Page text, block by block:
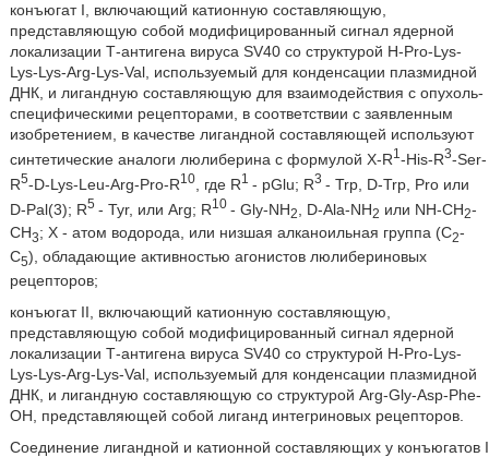
конъюгат I, включающий катионную составляющую,
представляющую собой модифицированный сигнал ядерной
локализации Т-антигена вируса SV40 со структурой H-Pro-Lys-
Lys-Lys-Arg-Lys-Val, используемый для конденсации плазмидной
ДНК, и лигандную составляющую для взаимодействия с опухоль-
специфическими рецепторами, в соответствии с заявленным
изобретением, в качестве лигандной составляющей используют
синтетические аналоги люлиберина с формулой X-R1 -His-R3-Ser-
R5-D-Lys-Leu-Arg-Pro-R10, где R1 - pGlu; R3 - Trp, D-Trp, Pro или
D-Pal(3); R5 - Tyr, или Arg; R10 - Gly-NH2 , D-Ala-NH2 или NH-CH2-
CH3; Х - атом водорода, или низшая алканоильная группа (C2-
C5), обладающие активностью агонистов люлибериновых
рецепторов;
конъюгат II, включающий катионную составляющую,
представляющую собой модифицированный сигнал ядерной
локализации Т-антигена вируса SV40 со структурой H-Pro-Lys-
Lys-Lys-Arg-Lys-Val, используемый для конденсации плазмидной
ДНК, и лигандную составляющую со структурой Arg-Gly-Asp-Phe-
OH, представляющей собой лиганд интегриновых рецепторов.
Соединение лигандной и катионной составляющих у конъюгатов I